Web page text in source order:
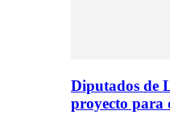
Diputados de
proyecto para